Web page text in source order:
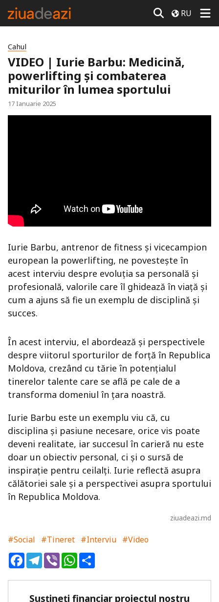
RU
Cahul
VIDEO | Iurie Barbu: Medicină,
powerlifting și combaterea
miturilor în lumea sportului
17 Ianuarie 2025
Iurie Barbu, antrenor de fitness și vicecampion
european la powerlifting, ne povestește în
acest interviu despre evoluția sa personală și
profesională, valorile care îl ghidează în viață și
cum a ajuns să fie un exemplu de disciplină și
succes.
În acest interviu, el abordează și perspectivele
despre viitorul sporturilor de forță în Republica
Moldova, crezând cu tărie în potențialul
tinerelor talente care se află pe cale de a
transforma domeniul în țara noastră.
Iurie Barbu este un exemplu viu că, cu
disciplina și pasiune necesare, orice vis poate
deveni realitate, iar succesul în carieră nu este
doar un obiectiv personal, ci și o sursă de
inspirație pentru ceilalți. Iurie reflectă asupra
călătoriei sale și a perspectivei asupra sportului
în Republica Moldova.
ziuadeazi.md
#Social #Tineret #Interviu #Video
FacebookTelegram
ViberWhatsApp
Susțineți financiar proiectul nostru